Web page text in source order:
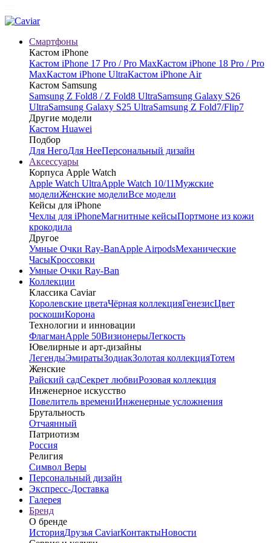
Смартфоны
Кастом iPhone
Кастом iPhone 17 Pro / Pro MaxКастом iPhone 18 Pro / Pro
MaxКастом iPhone UltraКастом iPhone Air
Кастом Samsung
Samsung Z Fold8 / Z Fold8 UltraSamsung Galaxy S26
UltraSamsung Galaxy S25 UltraSamsung Z Fold7/Flip7
Другие модели
Кастом Huawei
Подбор
Для НегоДля НееПерсональный дизайн
Аксессуары
Корпуса Apple Watch
Apple Watch UltraApple Watch 10/11Мужские
моделиЖенские моделиВсе модели
Кейсы для iPhone
Чехлы для iPhoneМагнитные кейсыПортмоне из кожи
крокодила
Другое
Умные Очки Ray-BanApple AirpodsМеханические
ЧасыКроссовки
Умные Очки Ray-Ban
Коллекции
Классика Caviar
Королевские цветаЧёрная коллекцияГенезисЦвет
роскошиКорона
Технологии и инновации
ФлагманApple 50ВизионерыЛегкость
Ювелирные и арт-дизайны
ЛегендыЭмиратыЗодиакЗолотая коллекцияТотем
Женские
Райский садСекрет любвиРозовая коллекция
Инженерное искусство
Повелитель времениИнженерные усложнения
Брутальность
Отчаянный
Патриотизм
Россия
Религия
Символ Веры
Персональный дизайн
Экспресс-Доставка
Галерея
Бренд
О бренде
ИсторияДрузья CaviarКонтактыНовости